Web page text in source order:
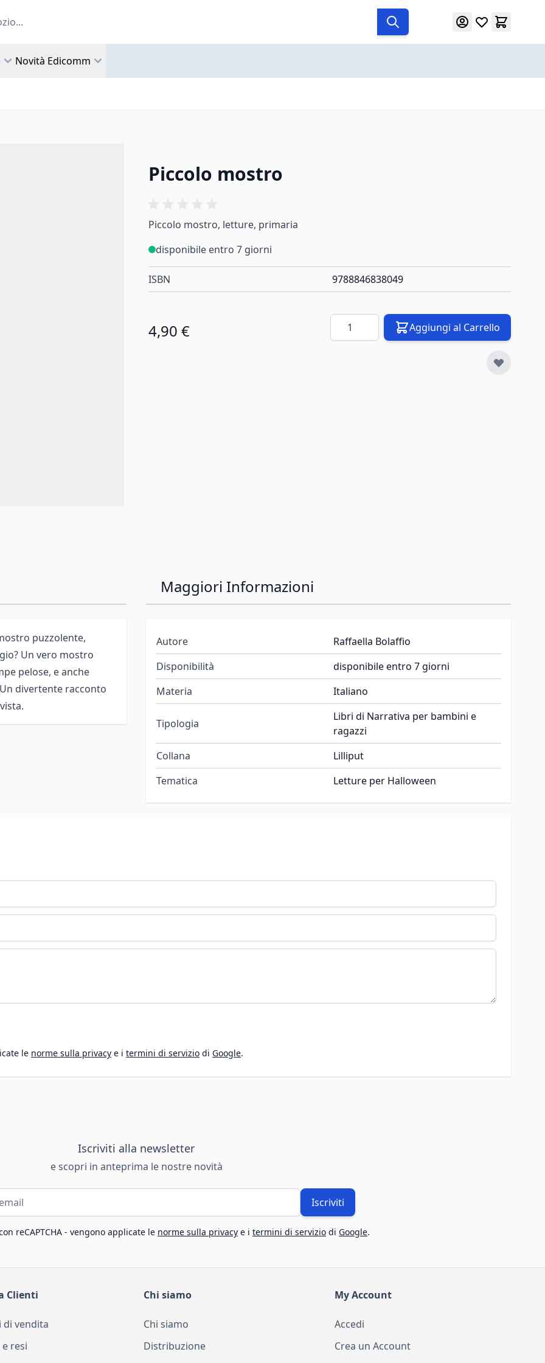
Novità Edicomm
Piccolo mostro
Piccolo mostro, letture, primaria
disponibile entro 7 giorni
ISBN 9788846838049
4,90 € Quantità Aggiungi al Carrello
puzzolente,
Un vero mostro
pelose, e anche
divertente racconto
Maggiori Informazioni
Autore
Raffaella Bolaffio
Disponibilità
disponibile entro 7 giorni
Materia
Italiano
Tipologia
Libri di Narrativa per bambini e
ragazzi
Collana
Lilliput
Tematica
Letture per Halloween
le norme sulla privacy e i termini di servizio di Google.
Iscriviti alla newsletter
e scopri in anteprima le nostre novità
Iscriviti
reCAPTCHA - vengono applicate le norme sulla privacy e i termini di servizio di Google.
Clienti
di vendita
resi
Chi siamo
Chi siamo
Distribuzione
My Account
Accedi
Crea un Account